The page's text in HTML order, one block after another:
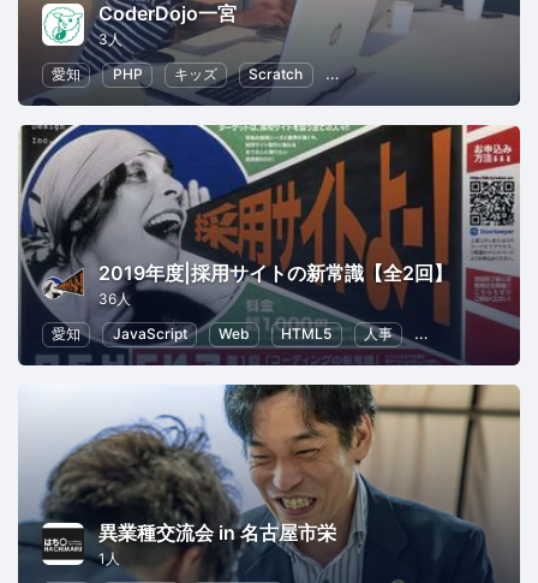
CoderDojo一宮
3人
愛知
PHP キッズ Scratch 子供向けプログラミング
2019年度|採用サイトの新常識【全2回】
36人
愛知
JavaScript Web HTML5 人事 SEO（検索エン
異業種交流会 in 名古屋市栄
1人